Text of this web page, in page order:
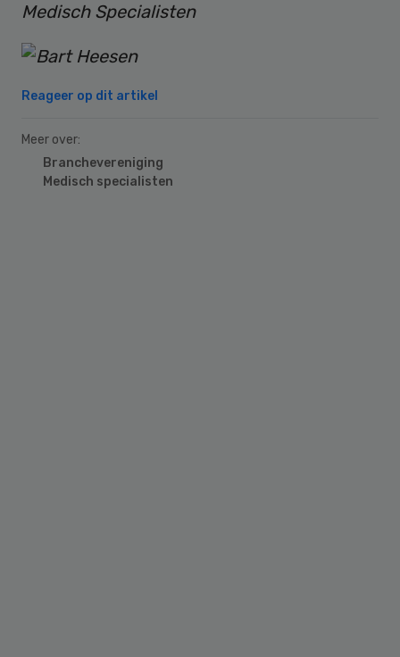
Medisch Specialisten
Reageer op dit artikel
Meer over:
Branchevereniging
Medisch specialisten